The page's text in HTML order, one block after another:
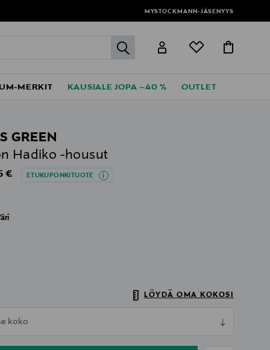
MYSTOCKMANN-JÄSENYYS
label.header.go
MERKIT KAUSIALE JOPA –40 % OUTLET
GREEN
Hadiko -housut
Price
€ ETUKUPONKITUOTE
LÖYDÄ OMA KOKOSI
koko